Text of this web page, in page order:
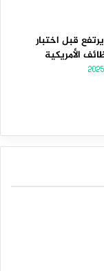
قبل اختبار
الأمريكية